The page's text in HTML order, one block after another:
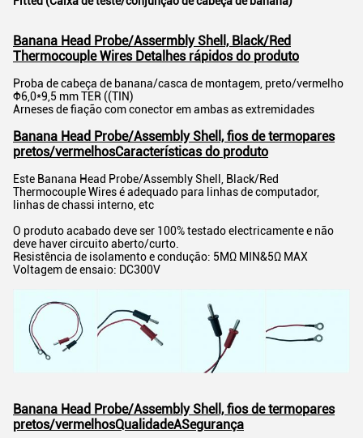
Banana Head Probe/Assermbly Shell, Black/Red
Thermocouple Wires Detalhes rápidos do produto
Proba de cabeça de banana/casca de montagem, preto/vermelho
Φ6,0*9,5 mm TER ((TIN)
Arneses de fiação com conector em ambas as extremidades
Banana Head Probe/Assembly Shell, fios de termopares
pretos/vermelhosCaracterísticas do produto
Este Banana Head Probe/Assembly Shell, Black/Red
Thermocouple Wires é adequado para linhas de computador,
linhas de chassi interno, etc
O produto acabado deve ser 100% testado electricamente e não
deve haver circuito aberto/curto.
Resistência de isolamento e condução: 5MΩ MIN&5Ω MAX
Voltagem de ensaio: DC300V
Banana Head Probe/Assembly Shell, fios de termopares
pretos/vermelhosQualidadeASegurança